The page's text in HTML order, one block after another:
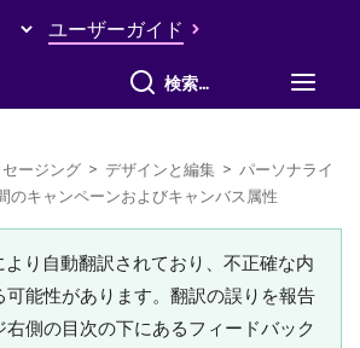
ユーザーガイド
すべて検索
セージング > デザインと編集 > パーソナライ
のキャンペーンおよびキャンバス属性
より自動翻訳されており、不正確な内
可能性があります。翻訳の誤りを報告
側の目次の下にあるフィードバック